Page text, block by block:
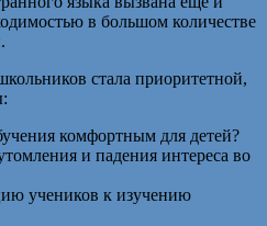
в большом количестве
стала приоритетной,
комфортным для детей?
и падения интереса во
учеников к изучению